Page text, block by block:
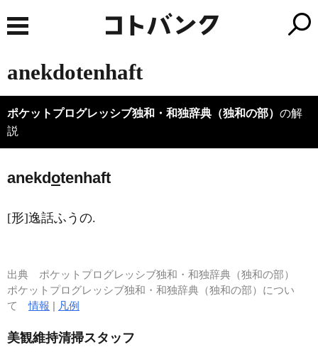
anekdotenhaft
ポケットプログレッシブ独和・和独辞典（独和の部） の解
説
anekdotenhaft
[形]逸話ふうの.
出典 ポケットプログレッシブ独和・和独辞典（独和の部）
ポケットプログレッシブ独和・和独辞典（独和の部）につい
て情報 | 凡例
美観維持清掃スタッフ